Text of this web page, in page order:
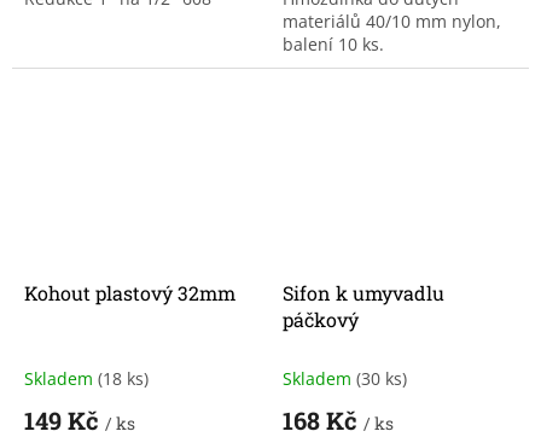
materiálů 40/10 mm nylon,
balení 10 ks.
Kohout plastový 32mm
Skladem (18 ks)
149 Kč / ks
Sifon k umyvadlu
páčkový
Skladem (30 ks)
168 Kč / ks